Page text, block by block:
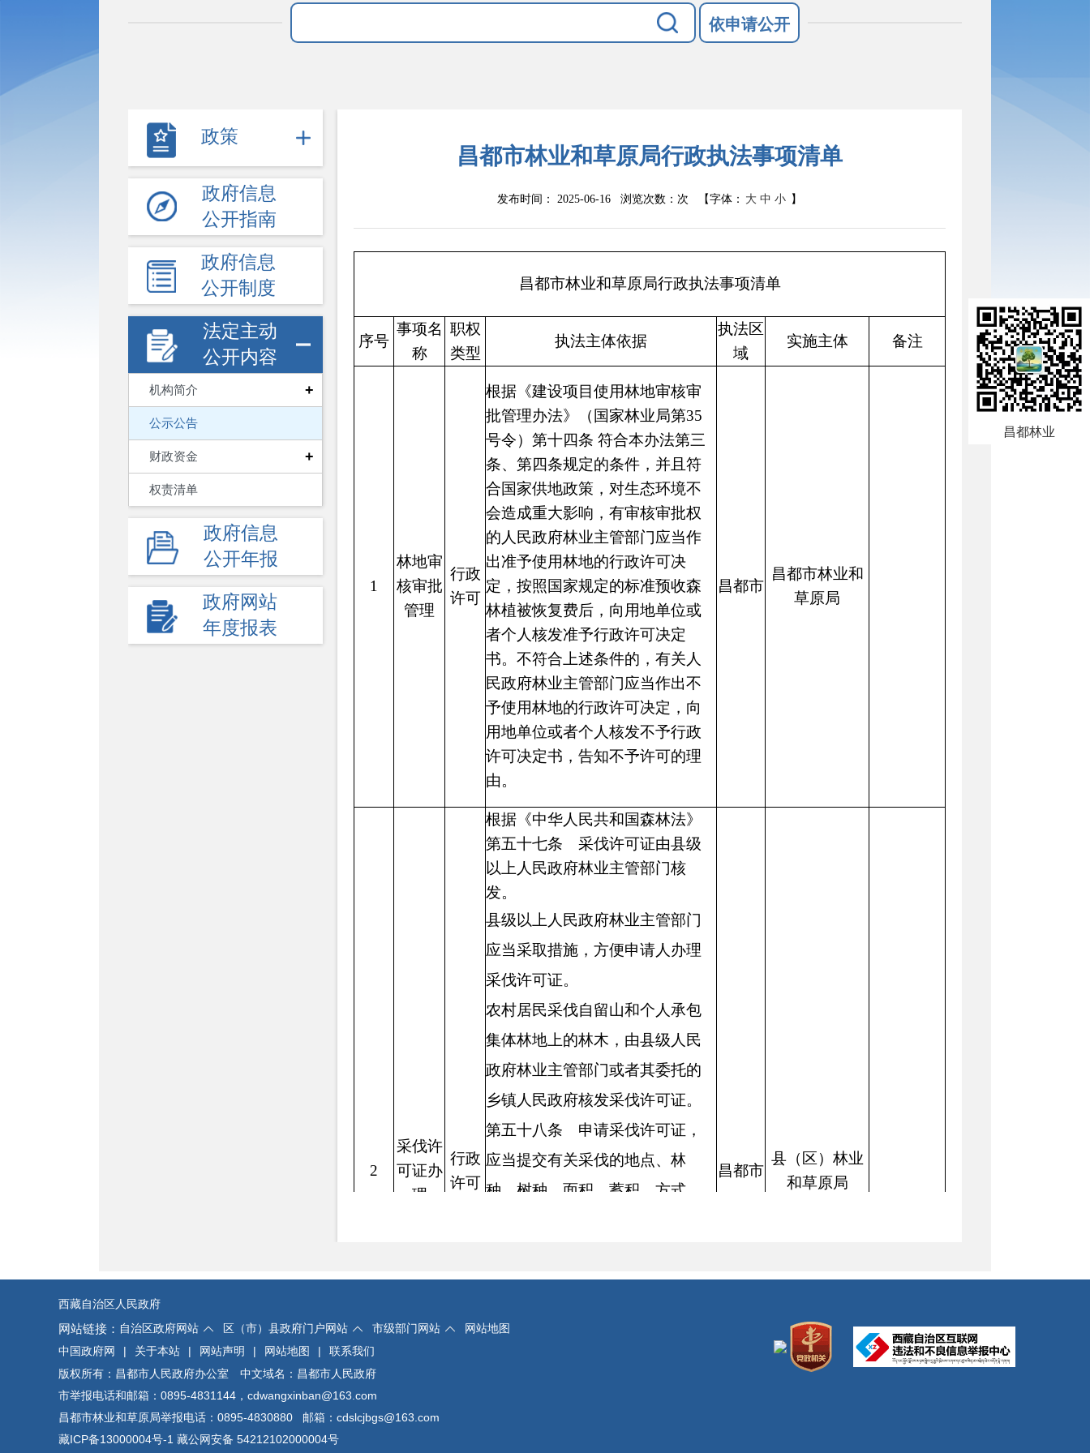
依申请公开
政策
政府信息
公开指南
政府信息
公开制度
法定主动
公开内容
机构简介 +
公示公告
财政资金 +
权责清单
政府信息
公开年报
政府网站
年度报表
昌都市林业和草原局行政执法事项清单
发布时间： 2025-06-16 浏览次数： 次 【字体： 大 中 小 】
昌都市林业和草原局行政执法事项清单
序号
事项名
称
职权
类型
执法主体依据
执法区
域
实施主体 备注
1
林地审
核审批
管理
行政
许可
根据《建设项目使用林地审核审
批管理办法》（国家林业局第35
号令）第十四条 符合本办法第三
条、第四条规定的条件，并且符
合国家供地政策，对生态环境不
会造成重大影响，有审核审批权
的人民政府林业主管部门应当作
出准予使用林地的行政许可决
定，按照国家规定的标准预收森
林植被恢复费后，向用地单位或
者个人核发准予行政许可决定
书。不符合上述条件的，有关人
民政府林业主管部门应当作出不
予使用林地的行政许可决定，向
用地单位或者个人核发不予行政
许可决定书，告知不予许可的理
由。
昌都市
昌都市林业和
草原局
2
采伐许
可证办
理
行政
许可
根据《中华人民共和国森林法》
第五十七条
采伐许可证由县级
以上人民政府林业主管部门核
发。
县级以上人民政府林业主管部门
应当采取措施，方便申请人办理
采伐许可证。
农村居民采伐自留山和个人承包
集体林地上的林木，由县级人民
政府林业主管部门或者其委托的
乡镇人民政府核发采伐许可证。
第五十八条
申请采伐许可证，
应当提交有关采伐的地点、林
种、树种、面积、蓄积、方式、
主管部门规定面积或者蓄积量
昌都市
县（区）林业
和草原局
昌都林业
西藏自治区人民政府
网站链接： 自治区政府网站 区（市）县政府门户网站 市级部门网站
网站地图
中国政府网
| 关于本站 | 网站声明 | 网站地图 |
联系我们
版权所有：昌都市人民政府办公室 中文域名：昌都市人民政府
市举报电话和邮箱：0895-4831144，cdwangxinban@163.com
昌都市林业和草原局举报电话：0895-4830880 邮箱：cdslcjbgs@163.com
藏ICP备13000004号-1 藏公网安备 54212102000004号